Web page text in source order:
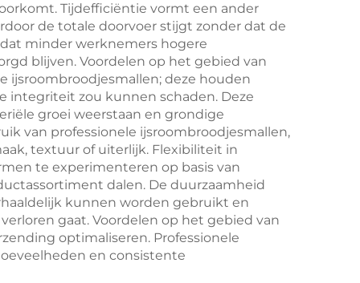
Tijdefficiëntie vormt een ander
de totale doorvoer stijgt zonder dat de
minder werknemers hogere
blijven. Voordelen op het gebied van
ijsroombroodjesmallen; deze houden
integriteit zou kunnen schaden. Deze
groei weerstaan en grondige
van professionele ijsroombroodjesmallen,
textuur of uiterlijk. Flexibiliteit in
te experimenteren op basis van
dalen. De duurzaamheid
kunnen worden gebruikt en
gaat. Voordelen op het gebied van
optimaliseren. Professionele
en consistente